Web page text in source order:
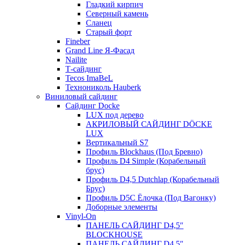
Гладкий кирпич
Северный камень
Сланец
Старый форт
Fineber
Grand Line Я-Фасад
Nailite
Т-сайдинг
Tecos ImaBeL
Технониколь Hauberk
Виниловый сайдинг
Сайдинг Docke
LUX под дерево
АКРИЛОВЫЙ САЙДИНГ DÖCKE
LUX
Вертикальный S7
Профиль Blockhaus (Под Бревно)
Профиль D4 Simple (Корабельный
брус)
Профиль D4,5 Dutchlap (Корабельный
Брус)
Профиль D5C Ёлочка (Под Вагонку)
Доборные элементы
Vinyl-On
ПАНЕЛЬ САЙДИНГ D4,5″
BLOCKHOUSE